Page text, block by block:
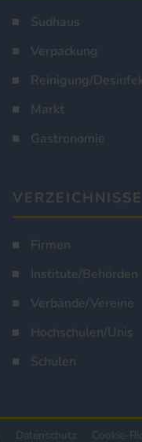
Sudhaus
Verpackung
Reinigung/
Markt
Gastronomie
VERZEICHNISSE
Firmen
Institute/Behörden
Verbände/Vereine
Hochschulen/Unis
Schulen
Datenschutz Cookie-